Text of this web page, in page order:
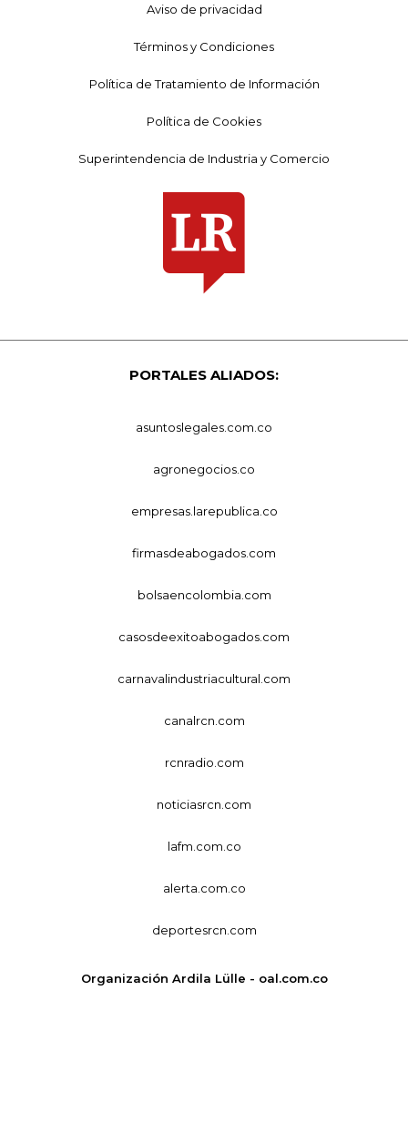
Aviso de privacidad
Términos y Condiciones
Política de Tratamiento de Información
Política de Cookies
Superintendencia de Industria y Comercio
PORTALES ALIADOS:
asuntoslegales.com.co
agronegocios.co
empresas.larepublica.co
firmasdeabogados.com
bolsaencolombia.com
casosdeexitoabogados.com
carnavalindustriacultural.com
canalrcn.com
rcnradio.com
noticiasrcn.com
lafm.com.co
alerta.com.co
deportesrcn.com
Organización Ardila Lülle - oal.com.co